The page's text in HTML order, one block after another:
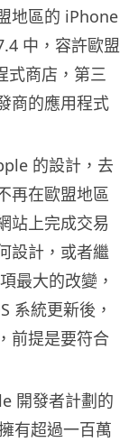
地區的 iPhone
中，容許歐盟
式商店，第三
商的應用程式
的設計，去
再在歐盟地區
站上完成交易
設計，或者繼
最大的改變，
系統更新後，
前提是要符合
開發者計劃的
有超過一百萬